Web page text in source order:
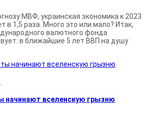
МВФ, украинская экономика к 2023
в 1,5 раза. Много это или мало? Итак,
валютного фонда
в ближайшие 5 лет ВВП на душу
начинают вселенскую грызню